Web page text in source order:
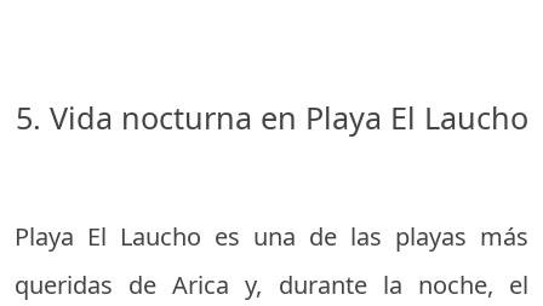
5. Vida nocturna en Playa El Laucho
Playa El Laucho es una de las playas más
queridas de Arica y, durante la noche, el